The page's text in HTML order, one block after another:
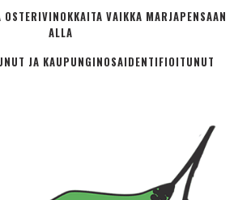
VAIKKA MARJAPENSAAN
ALLA
JA KAUPUNGINOSA­IDENTIFIOITUNUT